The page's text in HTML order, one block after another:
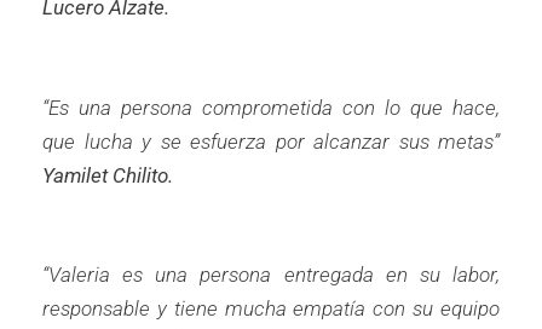
Lucero Alzate.
“Es una persona comprometida con lo que hace,
que lucha y se esfuerza por alcanzar sus metas”
Yamilet Chilito.
“Valeria es una persona entregada en su labor,
responsable y tiene mucha empatía con su equipo